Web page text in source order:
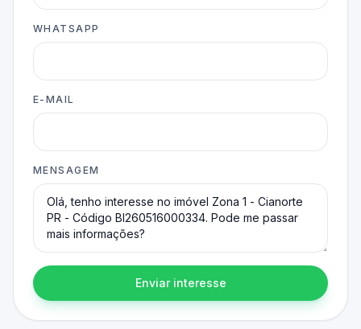
WHATSAPP
E-MAIL
MENSAGEM
Enviar interesse